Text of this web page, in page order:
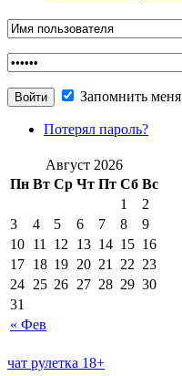
Запомнить меня
Потерял пароль?
Август 2026
Пн Вт Ср Чт Пт Сб Вс
« Фев
1
2
3
4 5 6 7 8
9
10 11 12 13 14 15 16
17 18 19 20 21 22 23
24 25 26 27 28 29 30
31
чат рулетка 18+